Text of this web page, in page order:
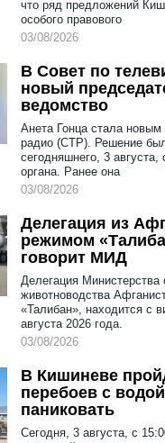
что ряд предложений
особого правового
03/08/2026
В Совет по
новый
ведомство
Анета Гонца стала
радио (СТР). Решение
сегодняшнего, 3
органа. Ранее она
03/08/2026
Делегация из
режимом
говорит МИД
Делегация Министерства
животноводства
«Талибан», находится с
августа 2026 года.
03/08/2026
В Кишиневе
перебоев с
паниковать
Сегодня, 3 августа, с